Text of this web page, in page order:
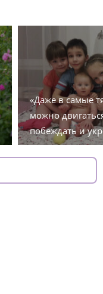
«Даже в самые
можно
побеждать и